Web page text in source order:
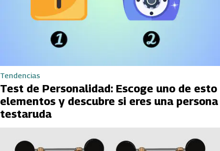
Tendencias
Test de Personalidad: Escoge uno de esto
elementos y descubre si eres una persona
testaruda